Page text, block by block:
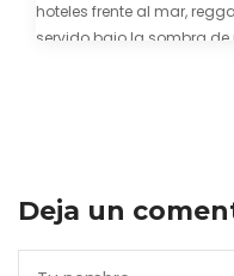
hoteles frente al mar,
servido bajo la sombra de
Deja un